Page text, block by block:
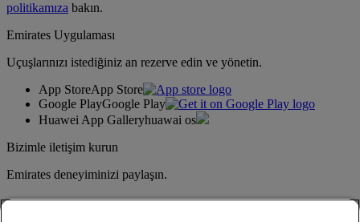
politikamıza bakın.
Emirates Uygulaması
Uçuşlarınızı istediğiniz an rezerve edin ve yönetin.
App StoreApp Store
Google PlayGoogle Play
Huawei App Galleryhuawai os
Bizimle iletişim kurun
Emirates deneyiminizi paylaşın.